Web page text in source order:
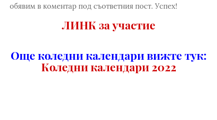
обявим в коментар под съответния пост. Успех!
ЛИНК за участие
Още коледни календари вижте тук:
Коледни календари 2022